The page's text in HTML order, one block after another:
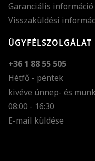
Garanciális információ
Visszaküldési
ÜGYFÉLSZOLGÁLAT
+36 1 88 55 505
Hétfő - péntek
kivéve ünnep- és
08:00 - 16:30
E-mail küldése